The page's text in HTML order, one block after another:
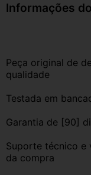
Informações
Peça original de
qualidade
Testada em
Garantia de [90]
Suporte técnico e
da compra